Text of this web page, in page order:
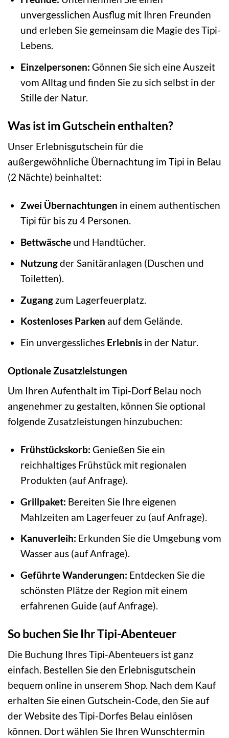
unvergesslichen Ausflug mit Ihren Freunden
und erleben Sie gemeinsam die Magie des Tipi-
Lebens.
Einzelpersonen: Gönnen Sie sich eine Auszeit
vom Alltag und finden Sie zu sich selbst in der
Stille der Natur.
Was ist im Gutschein enthalten?
Unser Erlebnisgutschein für die
außergewöhnliche Übernachtung im Tipi in Belau
(2 Nächte) beinhaltet:
Zwei Übernachtungen in einem authentischen
Tipi für bis zu 4 Personen.
Bettwäscheund Handtücher.
Nutzungder Sanitäranlagen (Duschen und
Toiletten).
Zugangzum Lagerfeuerplatz.
Kostenloses Parken auf dem Gelände.
Ein unvergessliches Erlebnisin der Natur.
Optionale Zusatzleistungen
Um Ihren Aufenthalt im Tipi-Dorf Belau noch
angenehmer zu gestalten, können Sie optional
folgende Zusatzleistungen hinzubuchen:
Frühstückskorb: Genießen Sie ein
reichhaltiges Frühstück mit regionalen
Produkten (auf Anfrage).
Grillpaket: Bereiten Sie Ihre eigenen
Mahlzeiten am Lagerfeuer zu (auf Anfrage).
Kanuverleih: Erkunden Sie die Umgebung vom
Wasser aus (auf Anfrage).
Geführte Wanderungen: Entdecken Sie die
schönsten Plätze der Region mit einem
erfahrenen Guide (auf Anfrage).
So buchen Sie Ihr Tipi-Abenteuer
Die Buchung Ihres Tipi-Abenteuers ist ganz
einfach. Bestellen Sie den Erlebnisgutschein
bequem online in unserem Shop. Nach dem Kauf
erhalten Sie einen Gutschein-Code, den Sie auf
der Website des Tipi-Dorfes Belau einlösen
können. Dort wählen Sie Ihren Wunschtermin